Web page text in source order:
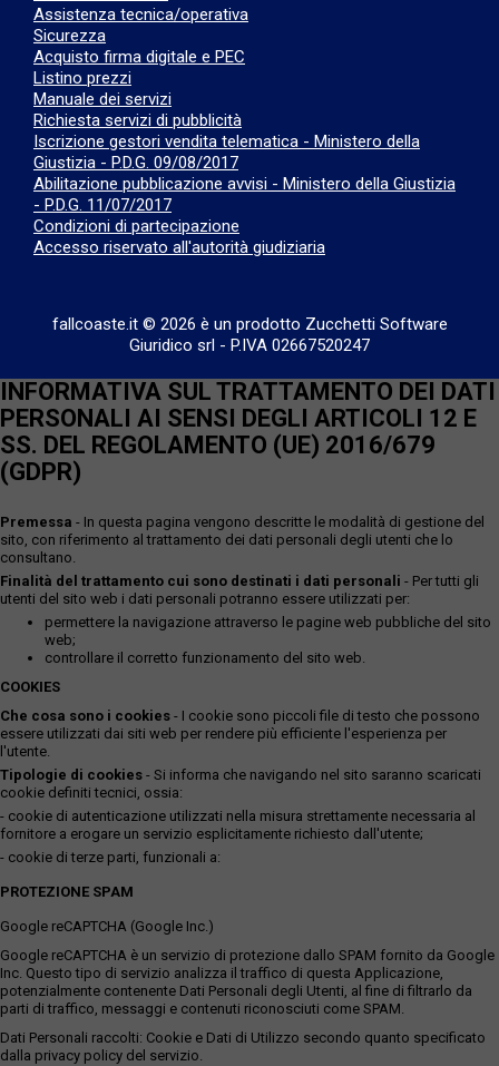
Assistenza tecnica/operativa
Sicurezza
Acquisto firma digitale e PEC
Listino prezzi
Manuale dei servizi
Richiesta servizi di pubblicità
Iscrizione gestori vendita telematica - Ministero della
Giustizia - P.D.G. 09/08/2017
Abilitazione pubblicazione avvisi - Ministero della Giustizia
- P.D.G. 11/07/2017
Condizioni di partecipazione
Accesso riservato all'autorità giudiziaria
fallcoaste.it © 2026 è un prodotto Zucchetti Software
Giuridico srl - P.IVA 02667520247
INFORMATIVA SUL TRATTAMENTO DEI DATI
PERSONALI AI SENSI DEGLI ARTICOLI 12 E
SS. DEL REGOLAMENTO (UE) 2016/679
(GDPR)
Premessa - In questa pagina vengono descritte le modalità di gestione del
sito, con riferimento al trattamento dei dati personali degli utenti che lo
consultano.
Finalità del trattamento cui sono destinati i dati personali - Per tutti gli
utenti del sito web i dati personali potranno essere utilizzati per:
permettere la navigazione attraverso le pagine web pubbliche del sito
web;
controllare il corretto funzionamento del sito web.
COOKIES
Che cosa sono i cookies - I cookie sono piccoli file di testo che possono
essere utilizzati dai siti web per rendere più efficiente l'esperienza per
l'utente.
Tipologie di cookies - Si informa che navigando nel sito saranno scaricati
cookie definiti tecnici, ossia:
- cookie di autenticazione utilizzati nella misura strettamente necessaria al
fornitore a erogare un servizio esplicitamente richiesto dall'utente;
- cookie di terze parti, funzionali a:
PROTEZIONE SPAM
Google reCAPTCHA (Google Inc.)
Google reCAPTCHA è un servizio di protezione dallo SPAM fornito da Google
Inc. Questo tipo di servizio analizza il traffico di questa Applicazione,
potenzialmente contenente Dati Personali degli Utenti, al fine di filtrarlo da
parti di traffico, messaggi e contenuti riconosciuti come SPAM.
Dati Personali raccolti: Cookie e Dati di Utilizzo secondo quanto specificato
dalla privacy policy del servizio.